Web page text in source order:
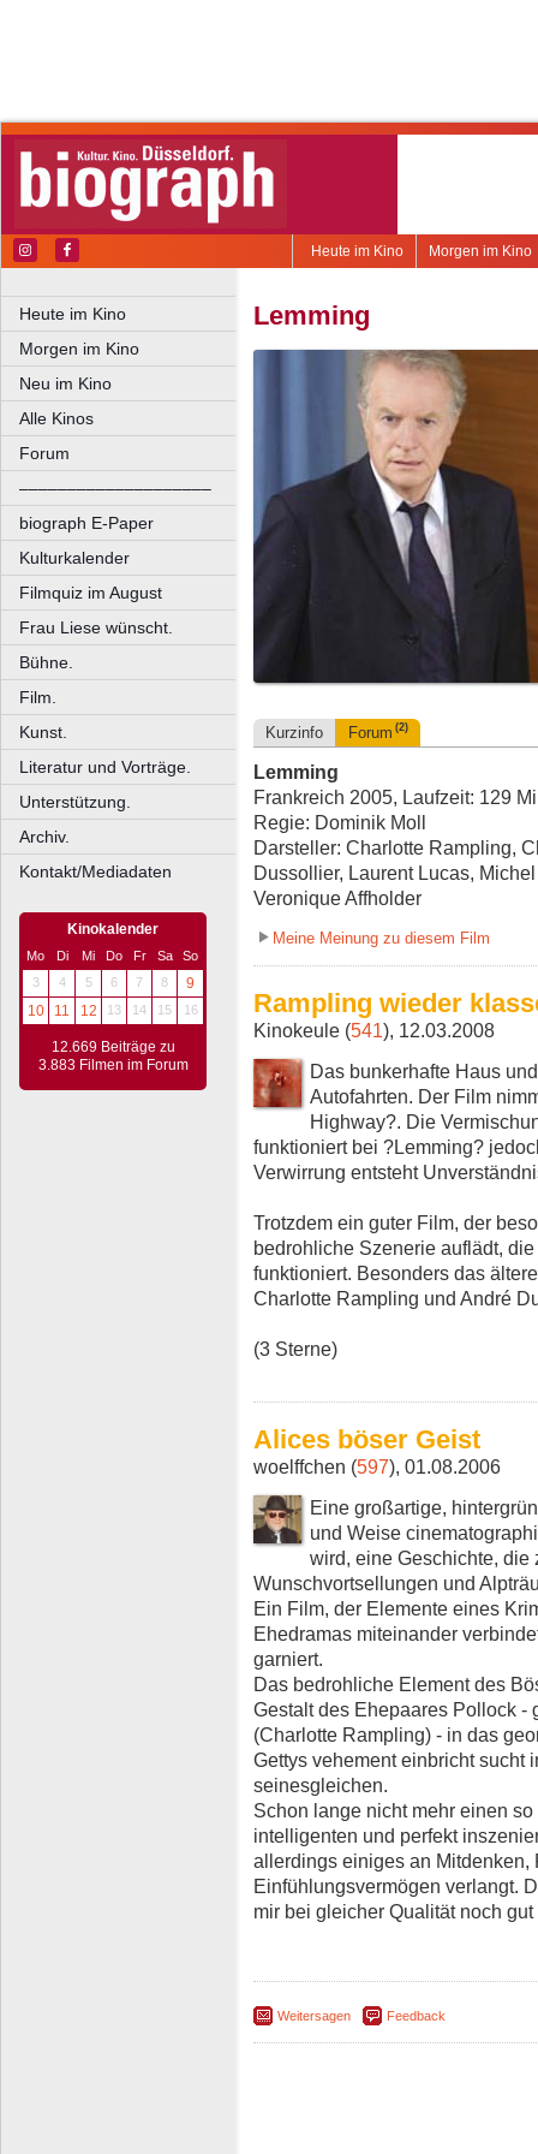
Morgen im Kino
Heute im Kino
Heute im Kino
Morgen im Kino
Neu im Kino
Alle Kinos
Forum
––––––––––––––––––––
biograph E-Paper
Kulturkalender
Filmquiz im August
Frau Liese wünscht.
Bühne.
Film.
Kunst.
Literatur und Vorträge.
Unterstützung.
Archiv.
Kontakt/Mediadaten
Kinokalender
Mo Di Mi Do Fr Sa
So
3
4 5 6 7 8
9
10
11 12 13 14 15 16
12.669 Beiträge zu
3.883 Filmen im Forum
Lemming
Kurzinfo Forum (2)
Lemming
Frankreich 2005, Laufzeit: 129
Regie: Dominik Moll
Darsteller: Charlotte Rampling,
Dussollier, Laurent Lucas,
Veronique Affholder
Meine Meinung zu diesem Film
Rampling wieder
Kinokeule (541), 12.03.2008
Das bunkerhafte Haus
Autofahrten. Der Film
Highway?. Die
funktioniert bei ?Lemming?
Verwirrung entsteht
Trotzdem ein guter Film, der
bedrohliche Szenerie auflädt,
funktioniert. Besonders das
Charlotte Rampling und André
(3 Sterne)
Alices böser Geist
woelffchen (597), 01.08.2006
Eine großartige,
und Weise
wird, eine Geschichte, die
Wunschvortsellungen und
Ein Film, der Elemente eines
Ehedramas miteinander
garniert.
Das bedrohliche Element des
Gestalt des Ehepaares Pollock -
(Charlotte Rampling) - in das
Gettys vehement einbricht sucht
seinesgleichen.
Schon lange nicht mehr einen
intelligenten und perfekt
allerdings einiges an
Einfühlungsvermögen verlangt.
mir bei gleicher Qualität noch
Weitersagen Feedback